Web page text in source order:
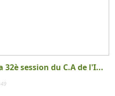
session du C.A de l'I...